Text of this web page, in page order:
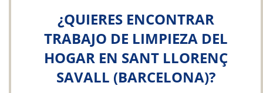
¿QUIERES ENCONTRAR
TRABAJO DE LIMPIEZA DEL
HOGAR EN SANT LLORENÇ
SAVALL (BARCELONA)?